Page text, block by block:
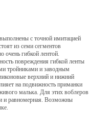
выполнены с точной имитацией
из семи сегментов
очень гибкой лентой.
повреждения гибкой ленты
тройниками и заводным
верхний и нижний
на подвижность приманки
малька. Для этих воблеров
и равномерная. Возможны